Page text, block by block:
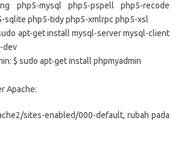
php5-mysql php5-pspell php5-recode
sqlite php5-tidy php5-xmlrpc php5-xsl
apt-get install mysql-server mysql-client
dev
$ sudo apt-get install phpmyadmin
Apache:
sites-enabled/000-default, rubah pada